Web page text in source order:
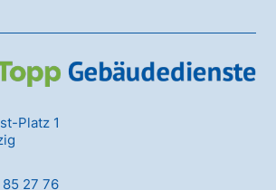
Platz 1
27 76